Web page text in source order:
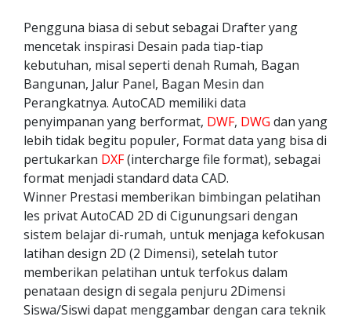
Pengguna biasa di sebut sebagai Drafter yang
mencetak inspirasi Desain pada tiap-tiap
kebutuhan, misal seperti denah Rumah, Bagan
Bangunan, Jalur Panel, Bagan Mesin dan
Perangkatnya. AutoCAD memiliki data
penyimpanan yang berformat, DWF, DWG dan yang
lebih tidak begitu populer, Format data yang bisa di
pertukarkan DXF(intercharge file format), sebagai
format menjadi standard data CAD.
Winner Prestasi memberikan bimbingan pelatihan
les privat AutoCAD 2D di Cigunungsari dengan
sistem belajar di-rumah, untuk menjaga kefokusan
latihan design 2D (2 Dimensi), setelah tutor
memberikan pelatihan untuk terfokus dalam
penataan design di segala penjuru 2Dimensi
Siswa/Siswi dapat menggambar dengan cara teknik